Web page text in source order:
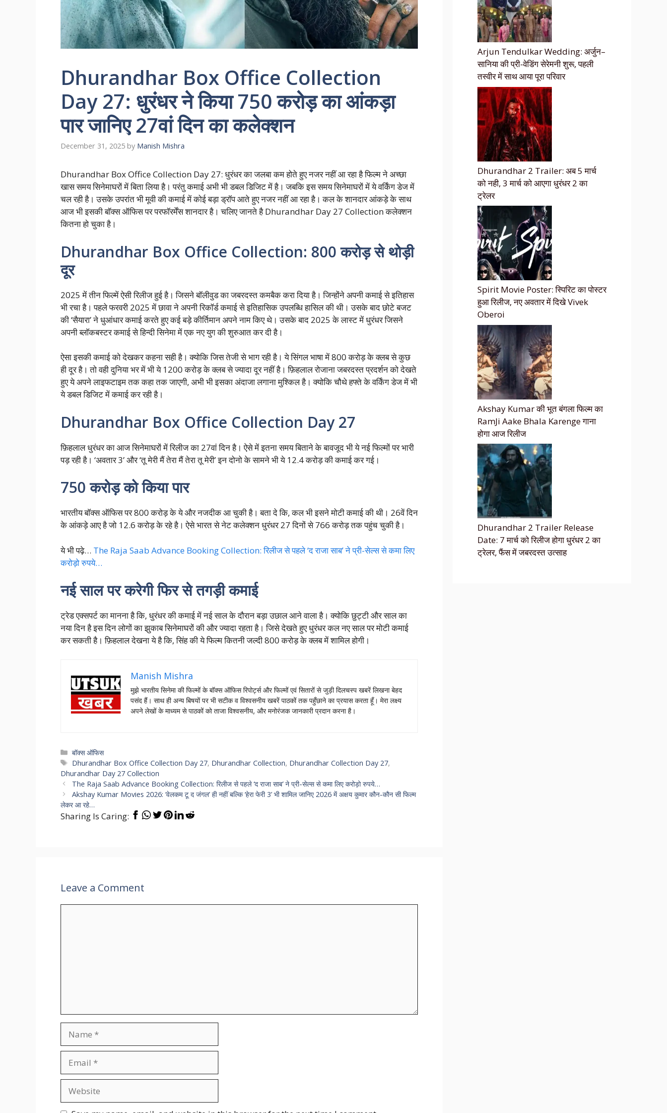
Dhurandhar Box Office Collection
Day 27: धुरंधर ने किया 750 करोड़ का आंकड़ा
पार जानिए 27वां दिन का कलेक्शन
December 31, 2025 by Manish Mishra
Dhurandhar Box Office Collection Day 27: धुरंधर का जलबा कम होते हुए नजर नहीं आ रहा है फिल्म ने अच्छा
खास समय सिनेमाघरों में बिता लिया है। परंतु कमाई अभी भी डबल डिजिट में है। जबकि इस समय सिनेमाघरों में ये वर्किंग डेज में
चल रही है। उसके उपरांत भी मूवी की कमाई में कोई बड़ा ड्रॉप आते हुए नजर नहीं आ रहा है। कल के शानदार आंकड़े के साथ
आज भी इसकी बॉक्स ऑफिस पर परफॉरर्मेंस शानदार है। चलिए जानते है Dhurandhar Day 27 Collection कलेक्शन
कितना हो चुका है।
Dhurandhar Box Office Collection: 800 करोड़ से थोड़ी
दूर
2025 में तीन फिल्में ऐसी रिलीज हुई है। जिसने बॉलीवुड का जबरदस्त कमबैक करा दिया है। जिन्होंने अपनी कमाई से इतिहास
भी रचा है। पहले फरवरी 2025 में छावा ने अपनी रिकॉर्ड कमाई से इतिहासिक उपलब्धि हासिल की थी। उसके बाद छोटे बजट
की ‘सैयारा’ ने धुआंधार कमाई करते हुए कई बड़े कीर्तिमान अपने नाम किए थे। उसके बाद 2025 के लास्ट में धुरंधर जिसने
अपनी ब्लॉकबस्टर कमाई से हिन्दी सिनेमा में एक नए युग की शुरुआत कर दी है।
ऐसा इसकी कमाई को देखकर कहना सही है। क्योकि जिस तेजी से भाग रही है। ये सिंगल भाषा में 800 करोड़ के क्लब से कुछ
ही दूर है। तो वही दुनिया भर में भी ये 1200 करोड़ के क्लब से ज्यादा दूर नहीं है। फ़िहलाल रोजाना जबरदस्त प्रदर्शन को देखते
हुए ये अपने लाइफटाइम तक कहा तक जाएगी, अभी भी इसका अंदाजा लगाना मुश्किल है। क्योकि चौथे हफ्ते के वर्किंग डेज में भी
ये डबल डिजिट में कमाई कर रही है।
Dhurandhar Box Office Collection Day 27
फ़िहलाल धुरंधर का आज सिनेमाघरों में रिलीज का 27वां दिन है। ऐसे में इतना समय बिताने के बावजूद भी ये नई फिल्मों पर भारी
पड़ रही है। ‘अवतार 3’ और ‘तू मेरी मैं तेरा मैं तेरा तू मेरी’ इन दोनो के सामने भी ये 12.4 करोड़ की कमाई कर गई।
750 करोड़ को किया पार
भारतीय बॉक्स ऑफिस पर 800 करोड़ के ये और नजदीक आ चुकी है। बता दे कि, कल भी इसने मोटी कमाई की थी। 26वें दिन
के आंकड़े आए है जो 12.6 करोड़ के रहे है। ऐसे भारत से नेट कलेक्शन धुरंधर 27 दिनों से 766 करोड़ तक पहुंच चुकी है।
ये भी पढ़े… The Raja Saab Advance Booking Collection: रिलीज से पहले ‘द राजा साब’ ने प्री-सेल्स से कमा लिए
करोड़ो रुपये…
नई साल पर करेगी फिर से तगड़ी कमाई
ट्रेड एक्सपर्ट का मानना है कि, धुरंधर की कमाई में नई साल के दौरान बड़ा उछाल आने वाला है। क्योकि छुट्टी और साल का
नया दिन है इस दिन लोगों का झुकाब सिनेमाघरों की और ज्यादा रहता है। जिसे देखते हुए धुरंधर कल नए साल पर मोटी कमाई
कर सकती है। फ़िहलाल देखना ये है कि, सिंह की ये फिल्म कितनी जल्दी 800 करोड़ के क्लब में शामिल होगी।
Manish Mishra
मुझे भारतीय सिनेमा की फिल्मों के बॉक्स ऑफिस रिपोर्ट्स और फिल्मों एवं सितारों से जुड़ी दिलचस्प खबरें लिखना बेहद
पसंद हैं। साथ ही अन्य बिषयों पर भी सटीक व विश्वसनीय खबरें पाठकों तक पहुँछाने का प्रयास करता हूँ। मेरा लक्ष्य
अपने लेखों के माध्यम से पाठकों को ताजा विश्वसनीय, और मनोरंजक जानकारी प्रदान करना है।
Categories
बॉक्स ऑफिस
Tags
Dhurandhar Box Office Collection Day 27, Dhurandhar Collection, Dhurandhar Collection Day 27,
Dhurandhar Day 27 Collection
The Raja Saab Advance Booking Collection: रिलीज से पहले ‘द राजा साब’ ने प्री-सेल्स से कमा लिए करोड़ो रुपये…
Akshay Kumar Movies 2026: ‘वेलकम टू द जंगल’ ही नहीं बल्कि ‘हेरा फेरी 3’ भी शामिल जानिए 2026 में अक्षय कुमार कौन-कौन सी फिल्म
लेकर आ रहे…
Sharing Is Caring:
Leave a Comment
Arjun Tendulkar Wedding: अर्जुन–
सानिया की प्री-वेडिंग सेरेमनी शुरू, पहली
तस्वीर में साथ आया पूरा परिवार
Dhurandhar 2 Trailer: अब 5 मार्च
को नही, 3 मार्च को आएगा धुरंधर 2 का
ट्रेलर
Spirit Movie Poster: स्पिरिट का पोस्टर
हुआ रिलीज, नए अवतार में दिखे Vivek
Oberoi
Akshay Kumar की भूत बंगला फिल्म का
RamJi Aake Bhala Karenge गाना
होगा आज रिलीज
Dhurandhar 2 Trailer Release
Date: 7 मार्च को रिलीज होगा धुरंधर 2 का
ट्रेलर, फैंस में जबरदस्त उत्साह